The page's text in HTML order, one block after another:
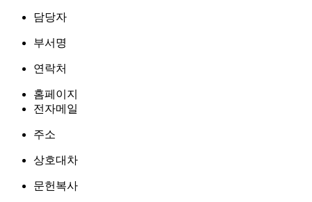
담당자
부서명
연락처
홈페이지
전자메일
주소
상호대차
문헌복사